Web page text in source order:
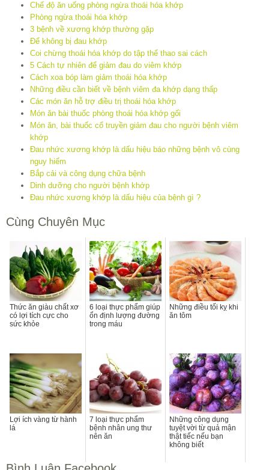
Chế độ ăn uống phòng ngừa thoái hóa khớp
Phòng ngừa thoái hóa khớp
3 bệnh về xương khớp thường gặp
Để không bị đau khớp
Coi chừng thoái hóa khớp do tập thể thao sai cách
5 Cách tự nhiên để giảm đau do viêm khớp
Cách xoa bóp làm giảm thoái hóa khớp
Những điều cần biết về bệnh viêm đa khớp dạng thấp
Các món ăn hỗ trợ điều trị thoái hóa khớp
Món ăn bài thuốc phòng thoái hóa khớp gối
Món ăn, bài thuốc cổ truyền giảm đau cho người bệnh viêm
khớp
Đau nhức xương khớp là dấu hiệu báo những bệnh vô cùng
nguy hiểm
Bắp cải và công dụng chữa bệnh
Dinh dưỡng cho người bệnh khớp
Đau nhức xương khớp là dấu hiệu của bệnh gì ?
Cùng Chuyên Mục
Thức ăn giàu chất xơ
có lợi tích cực cho
sức khỏe
6 loại thực phẩm giúp
ổn định lượng đường
trong máu
Những điều tối kỵ khi
ăn tôm
Lợi ích vàng từ hành
lá
7 loại thực phẩm
bệnh nhân ung thư
nên ăn
Những công dụng
tuyệt vời từ quả mận
thật tiếc nếu bạn
không biết